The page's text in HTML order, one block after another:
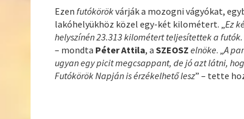
Ezenfutókörökvárják a mozogni vágyókat,
lakóhelyükhöz közel egy-két kilométert. „Ez
helyszínén 23.313 kilométert teljesítettek a
– mondta Péter Attila, aSZEOSZelnöke. „A
ugyan egy picit megcsappant, de jó azt látni,
Futókörök Napján is érzékelhető lesz” – tette